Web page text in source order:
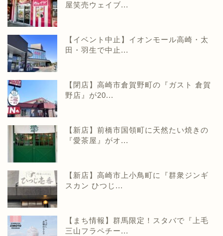
屋笑売ウェイブ...
【イベント中止】イオンモール高崎・太
田・羽生で中止...
【閉店】高崎市倉賀野町の『ガスト 倉賀
野店』が20...
【新店】前橋市国領町に天然たい焼きの
『愛茶屋』がオ...
【新店】高崎市上小鳥町に『群衆ジンギ
スカン ひつじ...
【まち情報】群馬限定！スタバで『上毛
三山フラペチー...